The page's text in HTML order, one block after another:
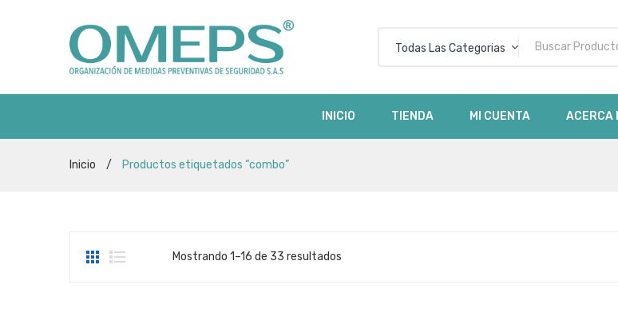
Todas Las Categorias
INICIO TIENDA MI CUENTA ACERCA
Inicio / Productos etiquetados “combo”
Mostrando 1–16 de 33 resultados